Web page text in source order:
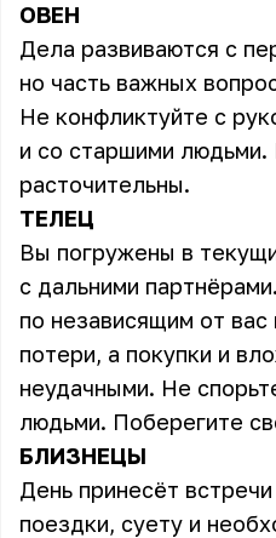
ОВЕН
Дела развиваются с
но часть важных
Не конфликтуйте с
и со старшими людьми.
расточительны.
ТЕЛЕЦ
Вы погружены в
с дальними
по независящим от
потери, а покупки и
неудачными. Не
людьми. Поберегите
БЛИЗНЕЦЫ
День принесёт
поездки, суету и